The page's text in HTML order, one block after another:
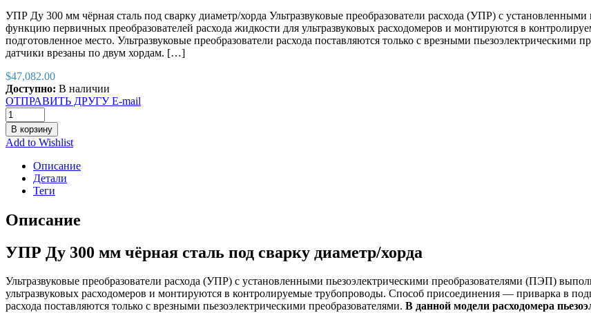
УПР Ду 300 мм чёрная сталь под сварку диаметр/хорда Ультразвуковые преобразователи расхода (УПР) с
функцию первичных преобразователей расхода жидкости для ультразвуковых расходомеров и монтируются в
подготовленное место. Ультразвуковые преобразователи расхода поставляются только с врезными пьезоэлектрическими
датчики врезаны по двум хордам. […]
$47,082.00
Доступно: В наличии
ОТПРАВИТЬ ДРУГУ E-mail
В корзину
Add to Wishlist
Описание
Детали
Теги
Описание
УПР Ду 300 мм чёрная сталь под сварку диаметр/хорда
Ультразвуковые преобразователи расхода (УПР) с установленными пьезоэлектрическими преобразователями (ПЭП)
ультразвуковых расходомеров и монтируются в контролируемые трубопроводы. Способ присоединения — приварка в
расхода поставляются только с врезными пьезоэлектрическими преобразователями. В данной модели расходомера